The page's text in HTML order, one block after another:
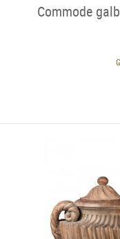
Commode